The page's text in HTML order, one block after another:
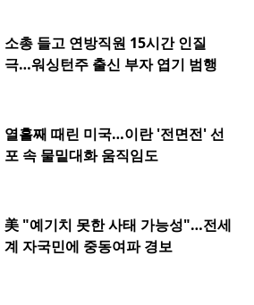
소총 들고 연방직원 15시간 인질
극…워싱턴주 출신 부자 엽기 범행
열흘째 때린 미국…이란 '전면전' 선
포 속 물밑대화 움직임도
美 "예기치 못한 사태 가능성"…전세
계 자국민에 중동여파 경보